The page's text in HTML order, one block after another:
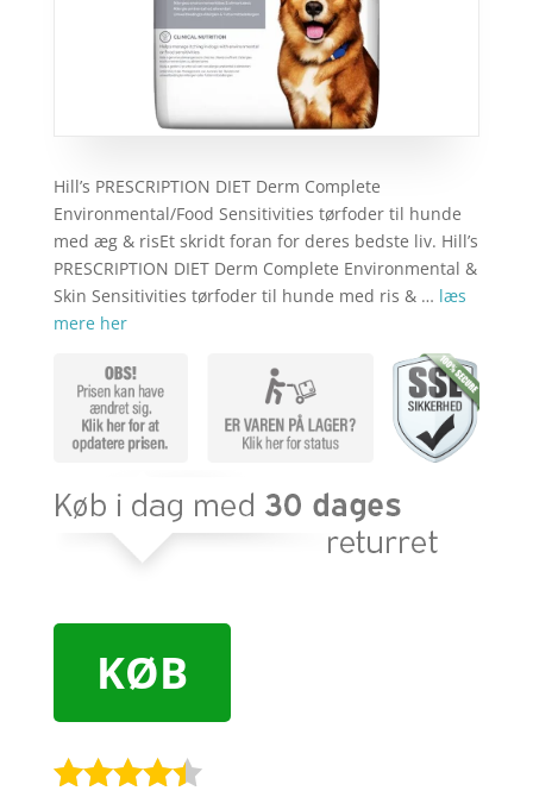
Hill’s PRESCRIPTION DIET Derm Complete
Environmental/Food Sensitivities tørfoder til hunde
med æg & risEt skridt foran for deres bedste liv. Hill’s
PRESCRIPTION DIET Derm Complete Environmental &
Skin Sensitivities tørfoder til hunde med ris & … læs
mere her
KØB